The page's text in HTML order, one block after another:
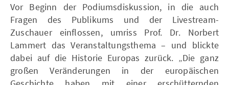
Vor Beginn der Podiumsdiskussion, in die auch
Fragen des Publikums und der Livestream-
Zuschauer einflossen, umriss Prof. Dr. Norbert
Lammert das Veranstaltungsthema ­– und blickte
dabei auf die Historie Europas zurück. „Die ganz
großen Veränderungen in der europäischen